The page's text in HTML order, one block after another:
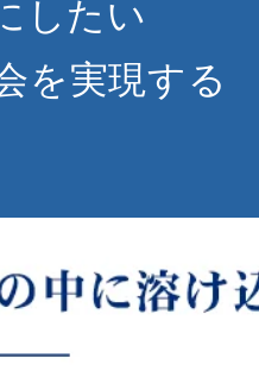
したい
を実現する